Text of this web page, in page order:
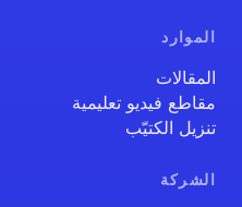
الموارد
المقالات
مقاطع فيديو تعليمية
تنزيل الكتيّب
الشركة